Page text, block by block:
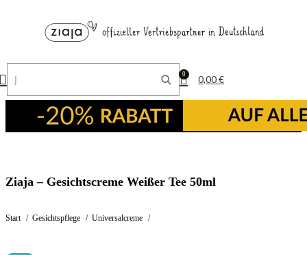
0 0,00€
Ziaja – Gesichtscreme Weißer Tee 50ml
Start Gesichtspflege Universalcreme